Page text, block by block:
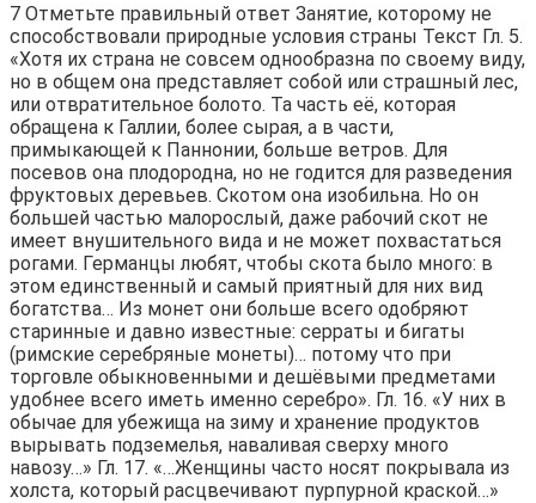
7 Отметьте правильный ответ Занятие, которому не
способствовали природные условия страны Текст Гл. 5.
«Хотя их страна не совсем однообразна по своему виду,
но в общем она представляет собой или страшный лес,
или отвратительное болото. Та часть её, которая
обращена к Галлии, более сырая, а в части,
примыкающей к Паннонии, больше ветров. Для
посевов она плодородна, но не годится для разведения
фруктовых деревьев. Скотом она изобильна. Но он
большей частью малорослый, даже рабочий скот не
имеет внушительного вида и не может похвастаться
рогами. Германцы любят, чтобы скота было много: в
этом единственный и самый приятный для них вид
богатства… Из монет они больше всего одобряют
старинные и давно известные: серраты и бигаты
(римские серебряные монеты)… потому что при
торговле обыкновенными и дешёвыми предметами
удобнее всего иметь именно серебро». Гл. 16. «У них в
обычае для убежища на зиму и хранение продуктов
вырывать подземелья, наваливая сверху много
навозу…» Гл. 17. «…Женщины часто носят покрывала из
холста, который расцвечивают пурпурной краской…»